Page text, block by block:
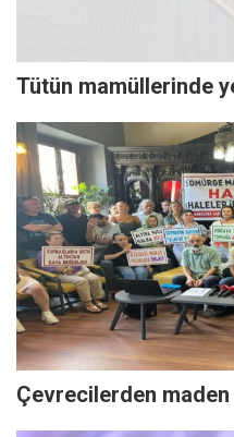
Tütün mamüllerinde
Çevrecilerden maden